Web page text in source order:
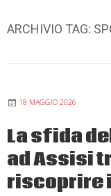
ARCHIVIO TAG:
18 MAGGIO 2026
La sfida
ad Assisi
riscoprire